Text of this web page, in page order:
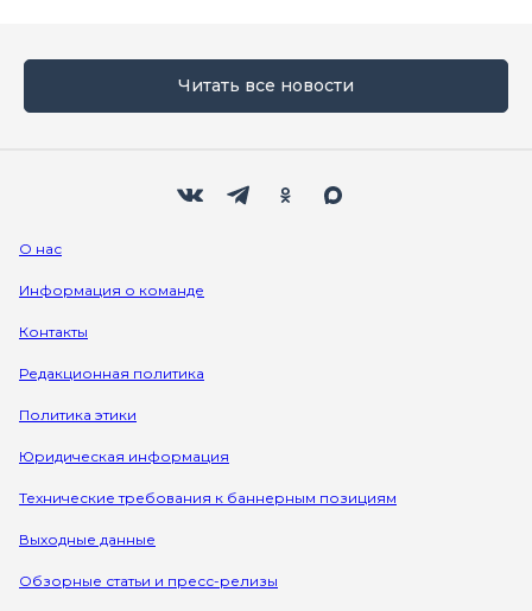
Читать все новости
О нас
Информация о команде
Контакты
Редакционная политика
Политика этики
Юридическая информация
Технические требования к баннерным позициям
Выходные данные
Обзорные статьи и пресс-релизы